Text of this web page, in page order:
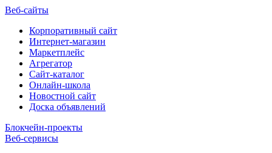
Веб-сайты
Корпоративный сайт
Интернет-магазин
Маркетплейс
Агрегатор
Сайт-каталог
Онлайн-школа
Новостной сайт
Доска объявлений
Блокчейн-проекты
Веб-сервисы